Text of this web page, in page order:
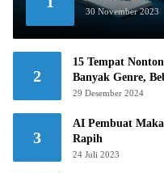
30 November 2023
2
15 Tempat
Banyak Genre,
29 Desember 2024
3
AI Pembuat
Rapih
24 Juli 2023